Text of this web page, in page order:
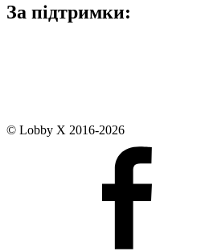
За підтримки:
© Lobby X 2016-2026